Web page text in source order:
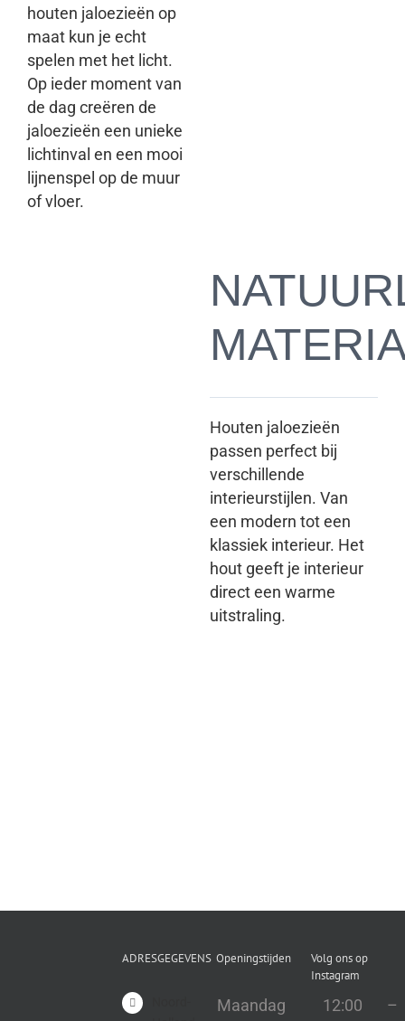
houten jaloezieën op
maat kun je echt
spelen met het licht.
Op ieder moment van
de dag creëren de
jaloezieën een unieke
lichtinval en een mooi
lijnenspel op de muur
of vloer.
Houten jaloezieën
passen perfect bij
verschillende
interieurstijlen. Van
een modern tot een
klassiek interieur. Het
hout geeft je interieur
direct een warme
uitstraling.
ADRESGEGEVENS Openingstijden
Maandag 12:00 –
Volg ons op
Instagram